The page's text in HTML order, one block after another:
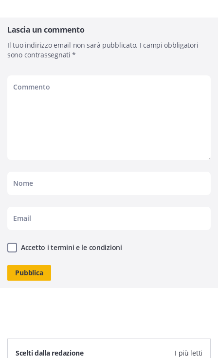
Lascia un commento
Il tuo indirizzo email non sarà pubblicato. I campi obbligatori
sono contrassegnati*
Accetto i termini e le condizioni
Scelti dalla redazione I più letti